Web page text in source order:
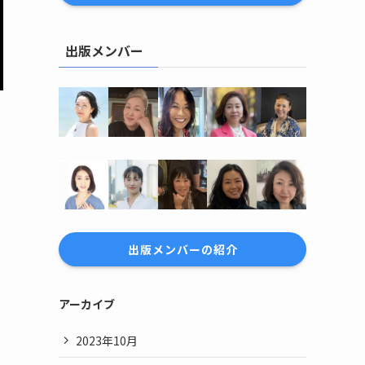
出版メンバー
出版メンバーの紹介
アーカイブ
2023年10月